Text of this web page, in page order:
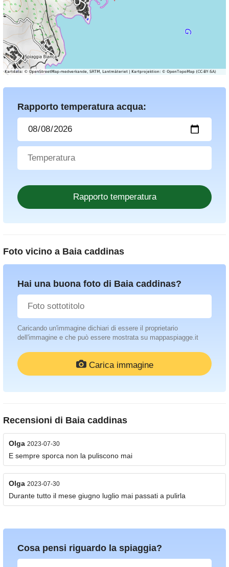
Rapporto temperatura acqua:
Foto vicino a Baia caddinas
Hai una buona foto di Baia caddinas?
Caricando un'immagine dichiari di essere il proprietario
dell'immagine e che può essere mostrata su mappaspiagge.it
Carica immagine
Recensioni di Baia caddinas
Olga 2023-07-30
E sempre sporca non la puliscono mai
Olga 2023-07-30
Durante tutto il mese giugno luglio mai passati a pulirla
Cosa pensi riguardo la spiaggia?